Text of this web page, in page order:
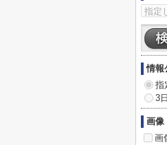
情報
指
3
画像
画